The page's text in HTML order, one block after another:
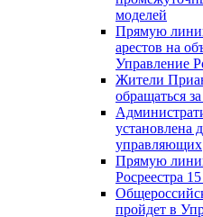
моделей
Прямую
арестов на
Управление
Жители
обращаться
установлена
управляющих
Прямую
Росреестра
пройдет в